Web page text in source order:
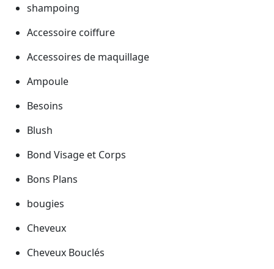
shampoing
Accessoire coiffure
Accessoires de maquillage
Ampoule
Besoins
Blush
Bond Visage et Corps
Bons Plans
bougies
Cheveux
Cheveux Bouclés